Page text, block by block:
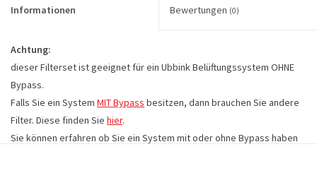
Informationen Bewertungen (0)
Achtung:
dieser Filterset ist geeignet für ein Ubbink Belüftungssystem OHNE
Bypass.
Falls Sie ein System MIT Bypass besitzen, dann brauchen Sie andere
Filter. Diese finden Sie hier.
Sie können erfahren ob Sie ein System mit oder ohne Bypass haben